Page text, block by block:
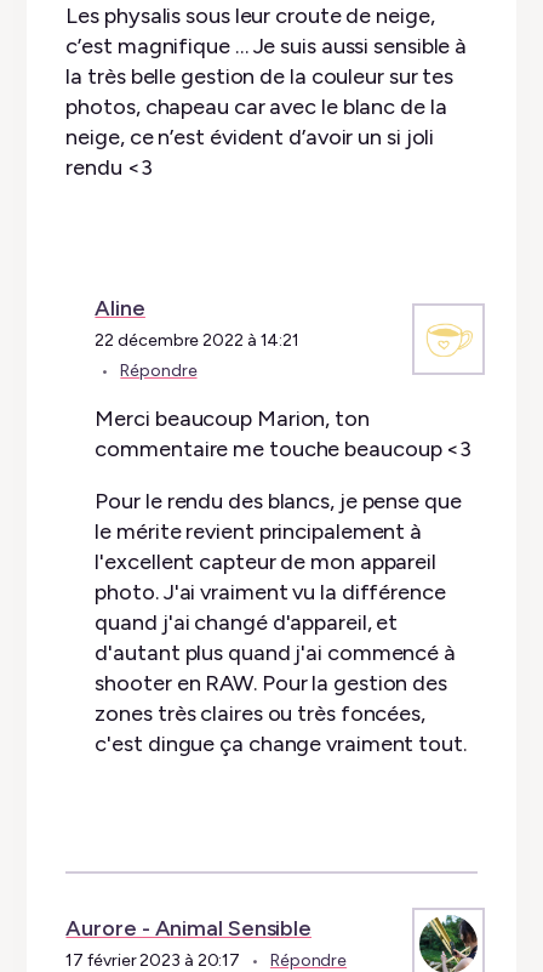
Les physalis sous leur croute de neige,
c’est magnifique … Je suis aussi sensible à
la très belle gestion de la couleur sur tes
photos, chapeau car avec le blanc de la
neige, ce n’est évident d’avoir un si joli
rendu <3
Aline
22 décembre 2022 à 14:21
Répondre
Merci beaucoup Marion, ton
commentaire me touche beaucoup <3
Pour le rendu des blancs, je pense que
le mérite revient principalement à
l'excellent capteur de mon appareil
photo. J'ai vraiment vu la différence
quand j'ai changé d'appareil, et
d'autant plus quand j'ai commencé à
shooter en RAW. Pour la gestion des
zones très claires ou très foncées,
c'est dingue ça change vraiment tout.
Aurore - Animal Sensible
17 février 2023 à 20:17 Répondre